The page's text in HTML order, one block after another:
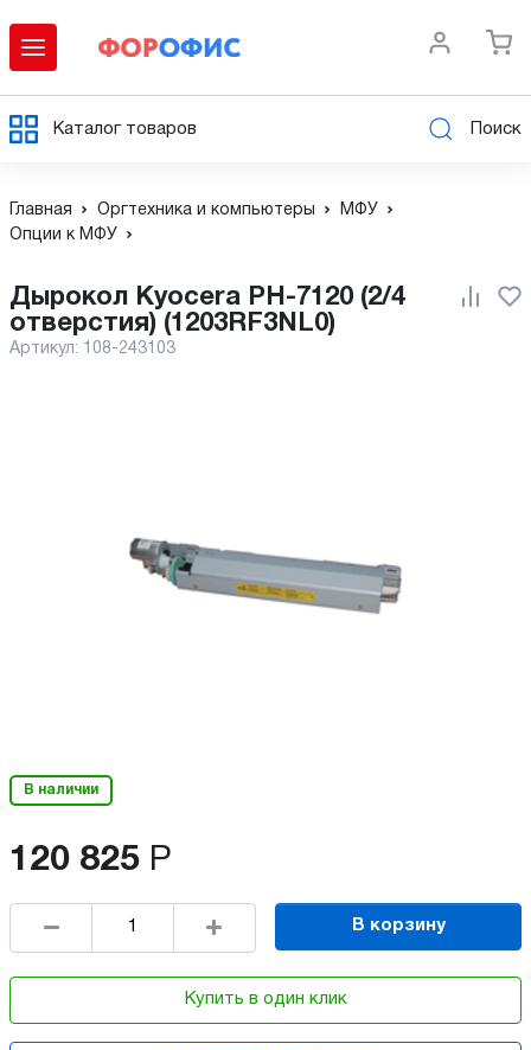
Каталог товаров Поиск
Главная Оргтехника и компьютеры
МФУ
Опции к МФУ
Дырокол Kyocera PH-7120 (2/4
отверстия) (1203RF3NL0)
Артикул: 108-243103
В наличии
120 825 Р
В корзину
Купить в один клик